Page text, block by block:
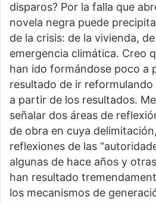
disparos? Por la falla que
novela negra puede
de la crisis: de la vivienda,
emergencia climática. Creo
han ido formándose poco a
resultado de ir
a partir de los resultados.
señalar dos áreas de
de obra en cuya
reflexiones de las
algunas de hace años y
han resultado
los mecanismos de